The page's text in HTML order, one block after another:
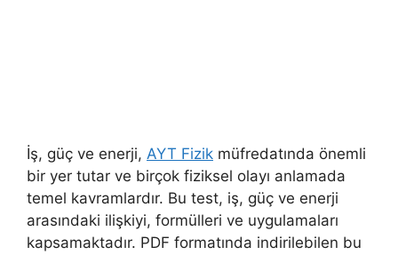
İş, güç ve enerji, AYT Fizik müfredatında önemli
bir yer tutar ve birçok fiziksel olayı anlamada
temel kavramlardır. Bu test, iş, güç ve enerji
arasındaki ilişkiyi, formülleri ve uygulamaları
kapsamaktadır. PDF formatında indirilebilen bu